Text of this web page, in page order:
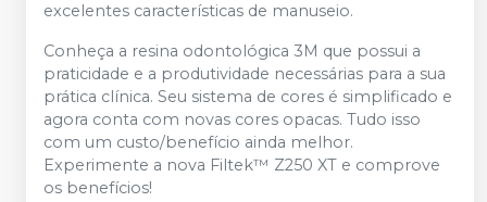
excelentes características de manuseio.
Conheça a resina odontológica 3M que possui a
praticidade e a produtividade necessárias para a sua
prática clínica. Seu sistema de cores é simplificado e
agora conta com novas cores opacas. Tudo isso
com um custo/benefício ainda melhor.
Experimente a nova Filtek™ Z250 XT e comprove
os benefícios!